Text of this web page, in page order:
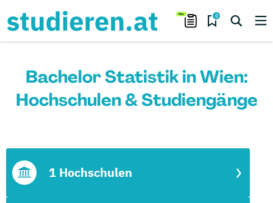
0
Bachelor Statistik in Wien:
Hochschulen & Studiengänge
1 Hochschulen